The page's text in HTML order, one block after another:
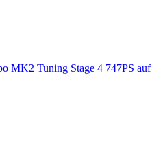
MK2 Tuning Stage 4 747PS